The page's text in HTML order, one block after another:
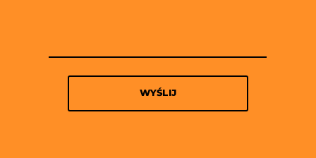
WYŚLIJ